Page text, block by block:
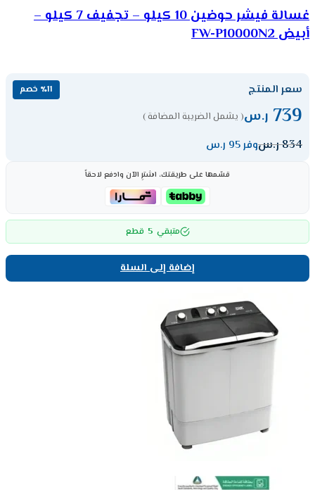
غسالة فيشر حوضين 10 كيلو – تجفيف 7 كيلو –
أبيض FW-P10000N2
سعر المنتج ٪11 خصم
739 ر.س( يشمل الضريبة المضافة )
834ر.سوفر 95 ر.س
قسّمها على طريقتك، اشترِ الآن وادفع لاحقاً
متبقي 5 قطع
إضافة إلى السلة